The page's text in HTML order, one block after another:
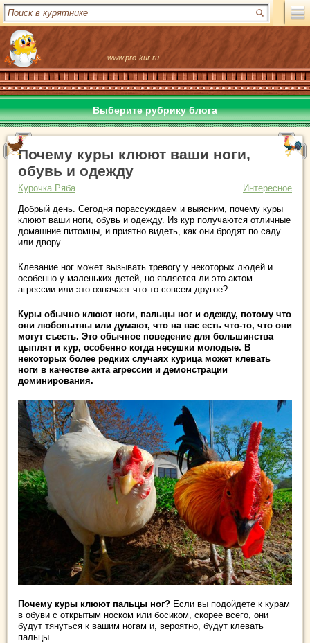
www.pro-kur.ru
Выберите рубрику блога
Почему куры клюют ваши ноги,
обувь и одежду
Курочка Ряба
Интересное
Добрый день. Сегодня порассуждаем и выясним, почему куры
клюют ваши ноги, обувь и одежду. Из кур получаются отличные
домашние питомцы, и приятно видеть, как они бродят по саду
или двору.
Клевание ног может вызывать тревогу у некоторых людей и
особенно у маленьких детей, но является ли это актом
агрессии или это означает что-то совсем другое?
Куры обычно клюют ноги, пальцы ног и одежду, потому что
они любопытны или думают, что на вас есть что-то, что они
могут съесть. Это обычное поведение для большинства
цыплят и кур, особенно когда несушки молодые. В
некоторых более редких случаях курица может клевать
ноги в качестве акта агрессии и демонстрации
доминирования.
Почему куры клюют пальцы ног? Если вы подойдете к курам
в обуви с открытым носком или босиком, скорее всего, они
будут тянуться к вашим ногам и, вероятно, будут клевать
пальцы.